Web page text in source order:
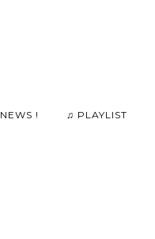
NEWS ! ♫ PLAYLIST